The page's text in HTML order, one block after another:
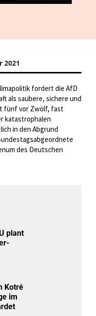
2021
fordert die AfD
als saubere, sichere und
fünf vor Zwölf, fast
katastrophalen
in den Abgrund
des Deutschen
plant
Kotré
im